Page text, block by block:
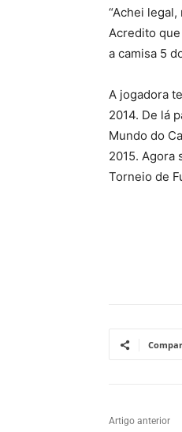
“Achei
Acredito
a camisa 5
A jogadora
2014. De lá
Mundo do
2015. Agora
Torneio de
Artigo anterior